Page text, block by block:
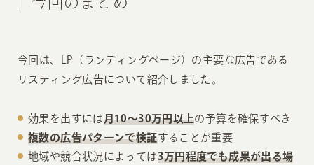
今回は、LP（ランディングページ）の主要な広告である
リスティング広告について紹介しました。
効果を出すには月10〜30万円以上の予算を確保すべき
複数の広告パターンで検証することが重要
地域や競合状況によっては3万円程度でも成果が出る場